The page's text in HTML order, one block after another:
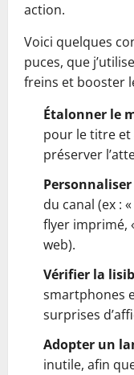
action.
Voici quelques
puces, que
freins et booster
Étalonner le
pour le titre et
préserver
Personnaliser
du canal (ex :
flyer imprimé,
web).
Vérifier la
smartphones
surprises
Adopter un
inutile, afin